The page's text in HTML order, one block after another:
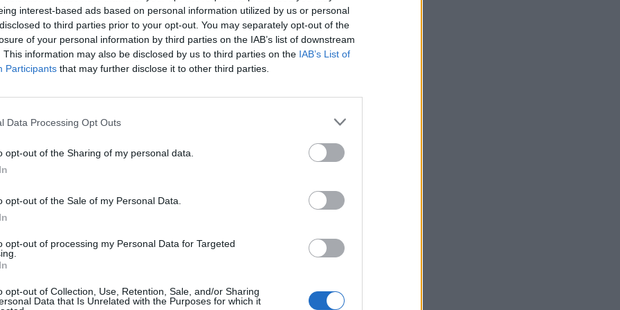
interest-based ads based on personal information utilized by us or personal
to third parties prior to your opt-out. You may separately opt-out of the
of your personal information by third parties on the IAB’s list of downstream
This information may also be disclosed by us to third parties on the IAB’s List of
Participants that may further disclose it to other third parties.
Data Processing Opt Outs
opt-out of the Sharing of my personal data.
opt-out of the Sale of my Personal Data.
opt-out of processing my Personal Data for Targeted
opt-out of Collection, Use, Retention, Sale, and/or Sharing
Data that Is Unrelated with the Purposes for which it
πρόσωπό της
Kardashian ποζάρει
μια σέξι
και τα χείλη
έχουν παραδεχθεί ότι έχουν
κάνει πλαστική στήθους